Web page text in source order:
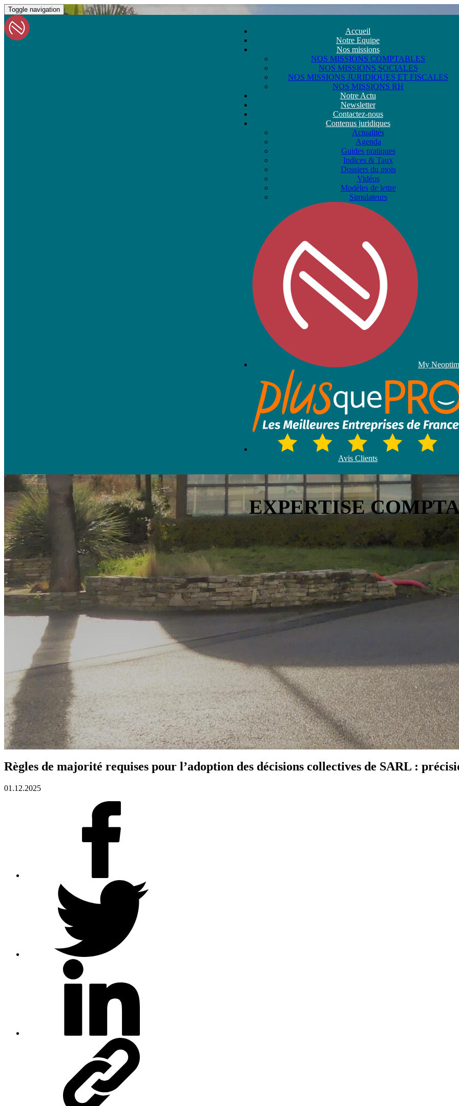
Toggle navigation
Accueil
Notre Equipe
Nos missions
NOS MISSIONS COMPTABLES
NOS MISSIONS SOCIALES
NOS MISSIONS JURIDIQUES ET FISCALES
NOS MISSIONS RH
Notre Actu
Newsletter
Contactez-nous
Contenus juridiques
Actualités
Agenda
Guides pratiques
Indices & Taux
Dossiers du mois
Vidéos
Modèles de lettre
Simulateurs
My
Avis Clients
EXPERTISE
Règles de majorité requises pour l’adoption des décisions collectives de SARL :
01.12.2025